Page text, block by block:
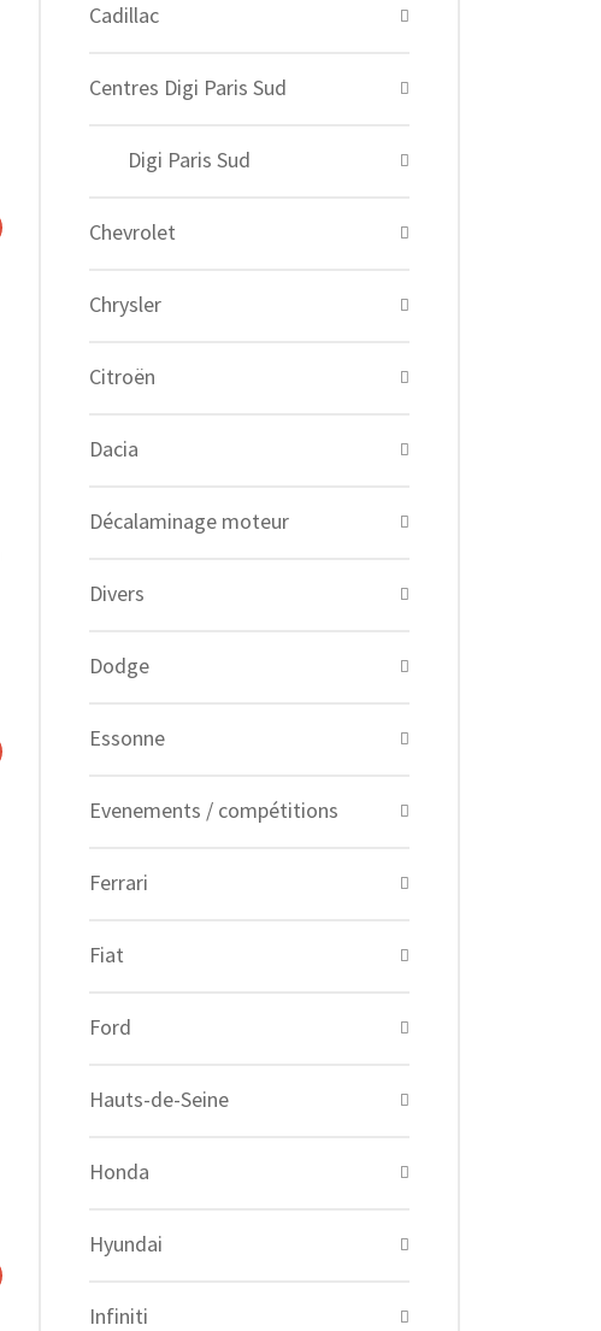
Cadillac
Centres Digi Paris Sud
Digi Paris Sud
Chevrolet
Chrysler
Citroën
Dacia
Décalaminage moteur
Divers
Dodge
Essonne
Evenements / compétitions
Ferrari
Fiat
Ford
Hauts-de-Seine
Honda
Hyundai
Infiniti